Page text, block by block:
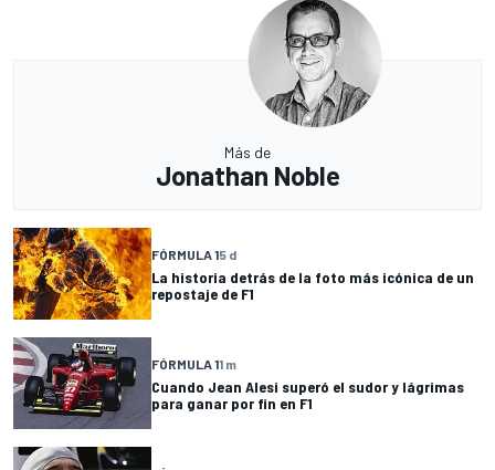
Más de
Jonathan Noble
FÓRMULA 15 d
La historia detrás de la foto más icónica de un
repostaje de F1
FÓRMULA 11 m
Cuando Jean Alesi superó el sudor y lágrimas
para ganar por fin en F1